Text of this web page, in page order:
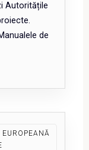
Autoritățile
de